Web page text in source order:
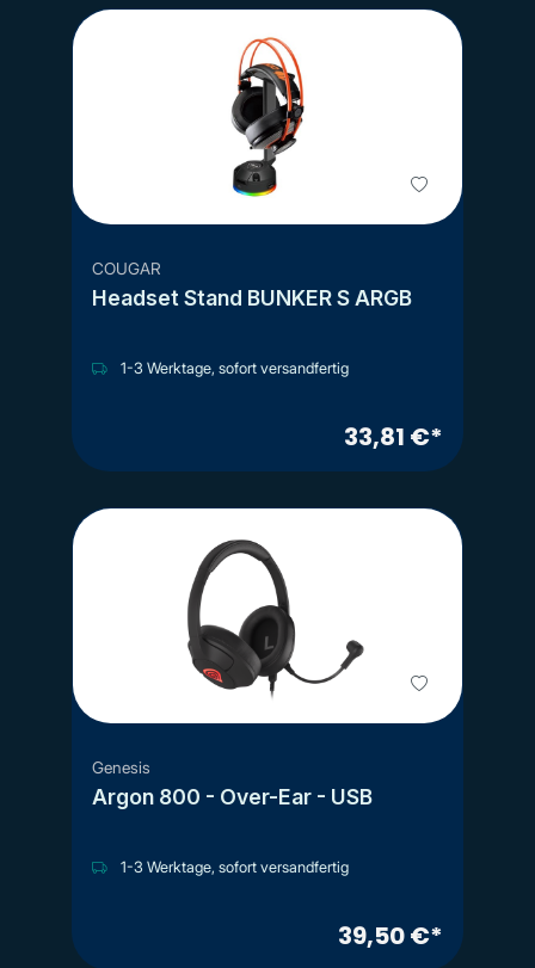
COUGAR
Headset Stand BUNKER S ARGB
1-3 Werktage, sofort versandfertig
33,81 €*
Genesis
Argon 800 - Over-Ear - USB
1-3 Werktage, sofort versandfertig
39,50 €*